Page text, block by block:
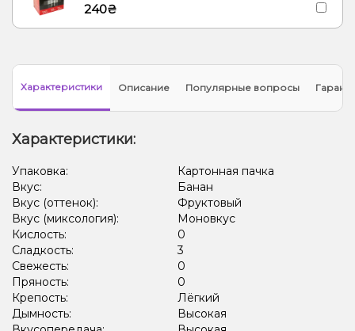
240₴
Характеристики Описание Популярные вопросы
Характеристики:
Упаковка:
Картонная пачка
Вкус:
Банан
Вкус (оттенок):
Фруктовый
Вкус (миксология):
Моновкус
Кислость:
0
Сладкость:
3
Свежесть:
0
Пряность:
0
Крепость:
Лёгкий
Дымность:
Высокая